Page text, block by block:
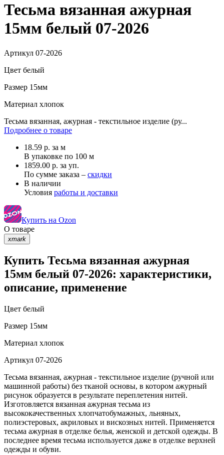
Тесьма вязанная ажурная
15мм белый 07-2026
Артикул 07-2026
Цвет белый
Размер 15мм
Материал хлопок
Тесьма вязанная, ажурная - текстильное изделие (ру...
Подробнее о товаре
18.59 р. за м
В упаковке по 100 м
1859.00 р. за уп.
По сумме заказа – скидки
В наличии
Условия работы и доставки
Купить на Ozon
О товаре
xmark
Купить Тесьма вязанная ажурная
15мм белый 07-2026: характеристики,
описание, применение
Цвет белый
Размер 15мм
Материал хлопок
Артикул 07-2026
Тесьма вязанная, ажурная - текстильное изделие (ручной или
машинной работы) без тканой основы, в котором ажурный
рисунок образуется в результате переплетения нитей.
Изготовляется вязанная ажурная тесьма из
высококачественных хлопчатобумажных, льняных,
полиэстеровых, акриловых и вискозных нитей. Применяется
тесьма ажурная в отделке белья, женской и детской одежды. В
последнее время тесьма используется даже в отделке верхней
одежды и обуви.